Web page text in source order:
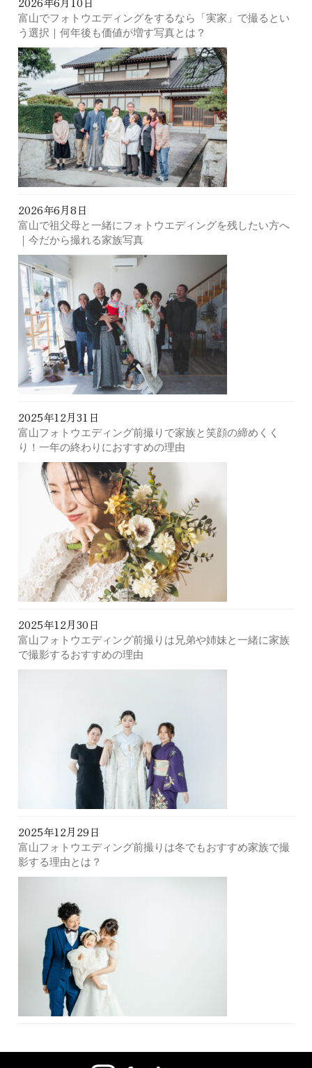
富山でフォトウエディングをするなら「実家」で撮るとい
う選択｜何年後も価値が増す写真とは？
2026年6月8日
富山で祖父母と一緒にフォトウエディングを残したい方へ
｜今だから撮れる家族写真
2025年12月31日
富山フォトウエディング前撮りで家族と笑顔の締めくく
り！一年の終わりにおすすめの理由
2025年12月30日
富山フォトウエディング前撮りは兄弟や姉妹と一緒に家族
で撮影するおすすめの理由
2025年12月29日
富山フォトウエディング前撮りは冬でもおすすめ家族で撮
影する理由とは？